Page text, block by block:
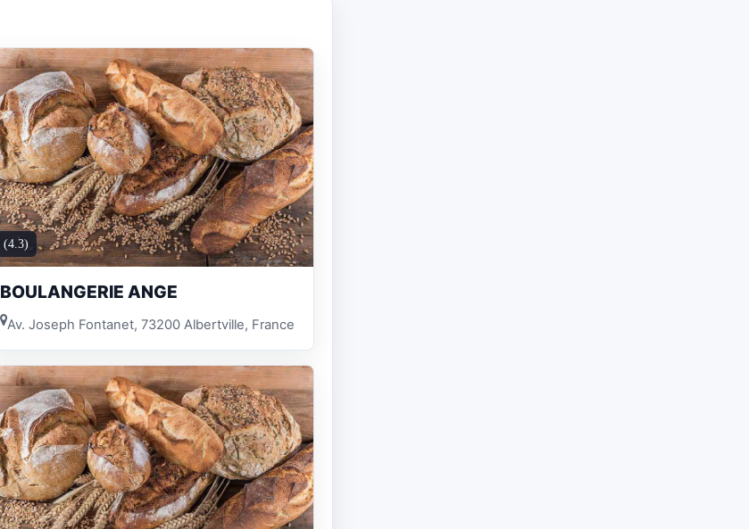
(4.3)
BOULANGERIE ANGE
Av. Joseph Fontanet, 73200 Albertville, France